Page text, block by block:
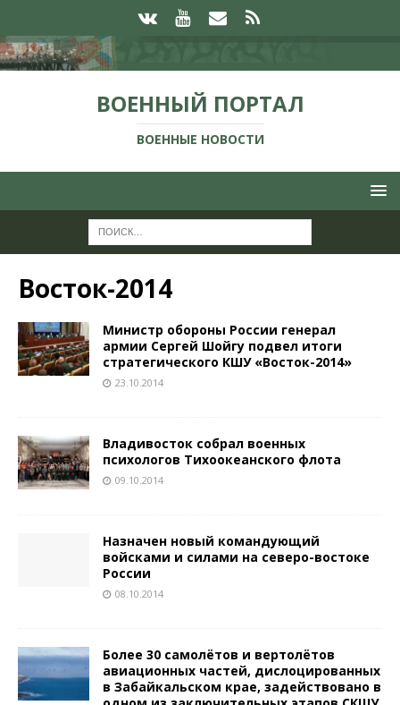
ВОЕННЫЙ ПОРТАЛ
ВОЕННЫЕ НОВОСТИ
Восток-2014
Министр обороны России генерал
армии Сергей Шойгу подвел итоги
стратегического КШУ «Восток-2014»
23.10.2014
Владивосток собрал военных
психологов Тихоокеанского флота
09.10.2014
Назначен новый командующий
войсками и силами на северо-востоке
России
08.10.2014
Более 30 самолётов и вертолётов
авиационных частей, дислоцированных
в Забайкальском крае, задействовано в